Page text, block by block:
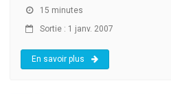
15 minutes
Sortie : 1 janv. 2007
En savoir plus